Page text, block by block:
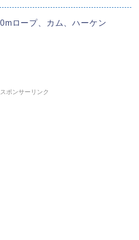
ロープ、カム、ハーケン
スポンサーリンク